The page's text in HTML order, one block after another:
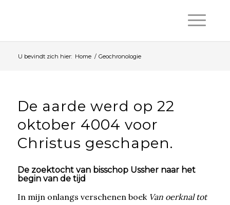
U bevindt zich hier: Home / Geochronologie
De aarde werd op 22
oktober 4004 voor
Christus geschapen.
De zoektocht van bisschop Ussher naar het
begin van de tijd
In mijn onlangs verschenen boek Van oerknal tot